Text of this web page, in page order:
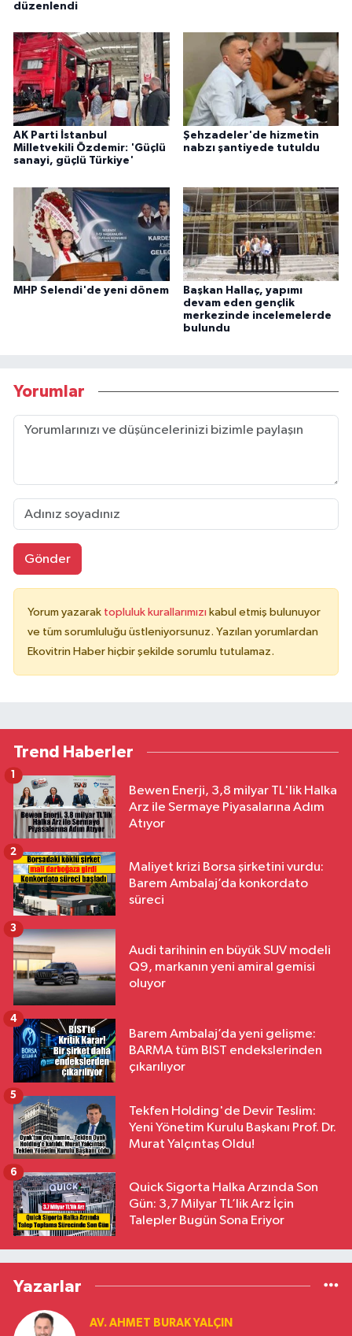
düzenlendi
AK Parti İstanbul
Milletvekili Özdemir: 'Güçlü
sanayi, güçlü Türkiye'
Şehzadeler'de hizmetin
nabzı şantiyede tutuldu
MHP Selendi'de yeni dönem
Başkan Hallaç, yapımı
devam eden gençlik
merkezinde incelemelerde
bulundu
Yorumlar
Gönder
Yorum yazarak topluluk kurallarımızı kabul etmiş bulunuyor
ve tüm sorumluluğu üstleniyorsunuz. Yazılan yorumlardan
Ekovitrin Haber hiçbir şekilde sorumlu tutulamaz.
Trend Haberler
Bewen Enerji, 3,8 milyar TL'lik Halka
Arz ile Sermaye Piyasalarına Adım
Atıyor
1
Maliyet krizi Borsa şirketini vurdu:
Barem Ambalaj’da konkordato
süreci
2
Audi tarihinin en büyük SUV modeli
Q9, markanın yeni amiral gemisi
oluyor
3
Barem Ambalaj’da yeni gelişme:
BARMA tüm BIST endekslerinden
çıkarılıyor
4
Tekfen Holding'de Devir Teslim:
Yeni Yönetim Kurulu Başkanı Prof. Dr.
Murat Yalçıntaş Oldu!
5
Quick Sigorta Halka Arzında Son
Gün: 3,7 Milyar TL’lik Arz İçin
Talepler Bugün Sona Eriyor
6
Yazarlar
AV. AHMET BURAK YALÇIN